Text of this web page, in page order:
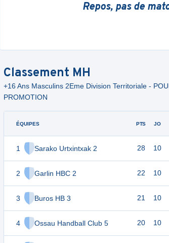
Repos, pas de
Classement MH
+16 Ans Masculins 2Eme Division Territoriale -
PROMOTION
ÉQUIPES
1 Sarako Urtxintxak 2
2 Garlin HBC 2
3 Buros HB 3
4 Ossau Handball Club 5
PTS JO
28 10
22 10
21 10
20 10